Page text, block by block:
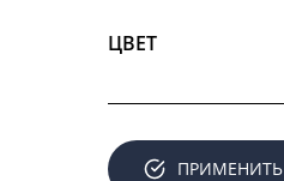
ЦВЕТ
ПРИМЕНИТЬ